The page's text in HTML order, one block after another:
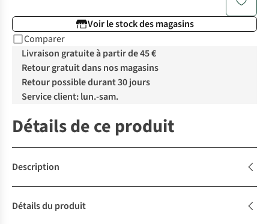
Voir le stock des magasins
Comparer
Livraison gratuite à partir de 45 €
Retour gratuit dans nos magasins
Retour possible durant 30 jours
Service client: lun.-sam.
Détails de ce produit
Description
Détails du produit